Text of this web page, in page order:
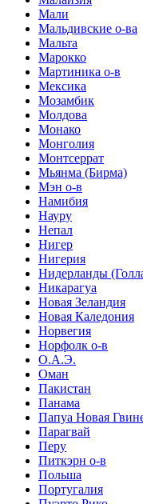
Мали
Мальдивские о-ва
Мальта
Марокко
Мартиника о-в
Мексика
Мозамбик
Молдова
Монако
Монголия
Монтсеррат
Мьянма (Бирма)
Мэн о-в
Намибия
Науру
Непал
Нигер
Нигерия
Нидерланды
Никарагуа
Новая Зеландия
Новая Каледония
Норвегия
Норфолк о-в
О.А.Э.
Оман
Пакистан
Панама
Папуа Новая
Парагвай
Перу
Питкэрн о-в
Польша
Португалия